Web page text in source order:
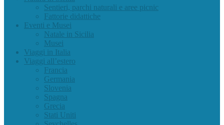
Sentieri, parchi naturali e aree picnic
Fattorie didattiche
Eventi e Musei
Natale in Sicilia
Musei
Viaggi in Italia
Viaggi all’estero
Francia
Germania
Slovenia
Spagna
Grecia
Stati Uniti